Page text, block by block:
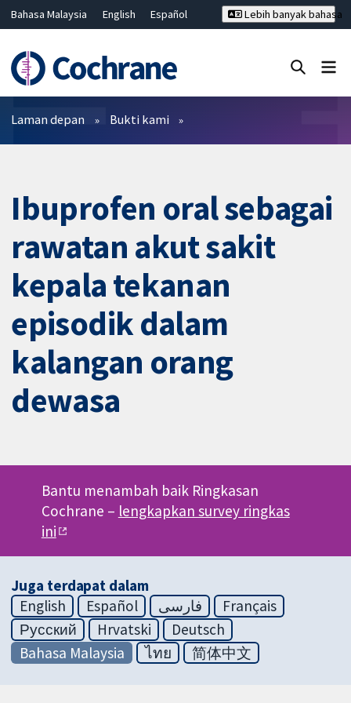
Bahasa Malaysia English
Español
Hrvatski
Deutsch ไทย
繁體中文
简体中文
Lebih banyak bahasa
Penapis
Laman depan Bukti kami
Ibuprofen oral sebagai
rawatan akut sakit
kepala tekanan
episodik dalam
kalangan orang
dewasa
Bantu menambah baik Ringkasan
Cochrane – lengkapkan survey ringkas
ini
Juga terdapat dalam
English
Español فارسی
Français
Русский
Hrvatski
Deutsch
Bahasa Malaysia
ไทย 简体中文